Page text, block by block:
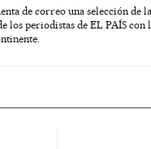
de correo una selección de
los periodistas de EL PAÍS con